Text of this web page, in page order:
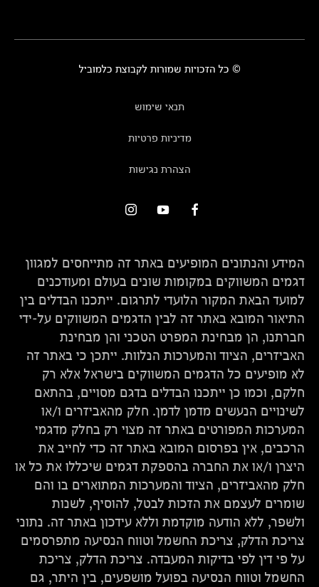
© כל הזכויות שמורות לקבוצת כלמוביל
תנאי שימוש
מדיניות פרטיות
הצהרת נגישות
המידע והנתונים המופיעים באתר זה מתייחסים למגוון
דגמים המשווקים במקומות שונים בעולם ומעודכנים
למועד הבאת המקור הלועדי לתרגום. ייתכנו הבדלים בין
התיאור המובא באתר זה לבין הדגמים המשווקים על-ידי
חברתנו, הן מבחינת המפרט הטכני והן מבחינת
האביזרים, הציוד והמערכות הנלוות. ייתכן כי באתר זה
לא מופיעים כל הדגמים המשווקים בישראל אלא רק
חלקם, וכמו כן ייתכנו הבדלים בדגם מסויים, בהתאם
לשינויים הנעשים מדמן לדמן. חלק מהאביזרים ו/או
המערכות המפורטים באתר זה מצוי רק בחלק מדגמי
הרכבים, אין בפרסום המובא באתר זה כדי לחייב את
היצרן ו/או את החברה בהספקת דגמים שיכללו את כל או
חלק מהאביזרים, הציוד והמערכות המתוארים בו והם
שומרים לעצמם את הזכות לבטל, להוסיף, לשנות
ולשפר, ללא הודעה מוקדמת וללא עידכון באתר זה. נתוני
צריכת הדלק, צריכת החשמל וטווח הנסיעה מתפרסמים
על פי דין לפי בדיקות המעבדה. צריכת הדלק, צריכת
החשמל וטווח הנסיעה בפועל מושפעים, בין היתר, גם